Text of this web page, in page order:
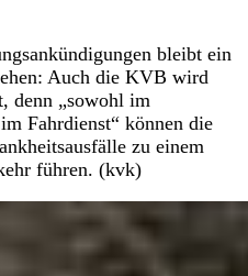
bleibt ein
Auch die KVB wird
denn „sowohl im
Fahrdienst“ können die
zu einem
führen. (kvk)